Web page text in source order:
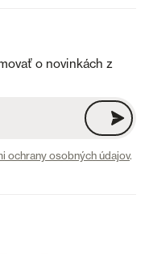
o novinkách z
ochrany osobných údajov.